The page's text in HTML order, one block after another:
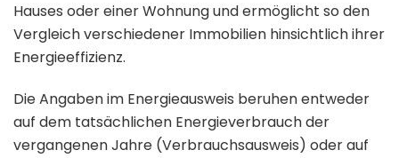
Hauses oder einer Wohnung und ermöglicht so den
Vergleich verschiedener Immobilien hinsichtlich ihrer
Energieeffizienz.
Die Angaben im Energieausweis beruhen entweder
auf dem tatsächlichen Energieverbrauch der
vergangenen Jahre (Verbrauchsausweis) oder auf